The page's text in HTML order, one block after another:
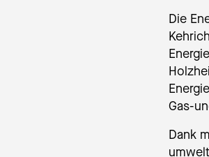
Die
Gas-
Dank